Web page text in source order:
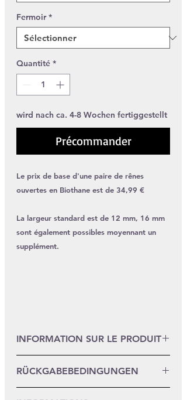
Fermoir *
Quantité *
wird nach ca. 4-8 Wochen fertiggestellt
Précommander
Le prix de base d'une paire de rênes
ouvertes en Biothane est de 34,99 €
La largeur standard est de 12 mm, 16 mm
sont également possibles moyennant un
supplément.
INFORMATION SUR LE PRODUIT
RÜCKGABEBEDINGUNGEN